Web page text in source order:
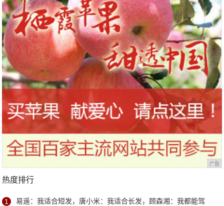
广告
热度排行
1 易遥：我适合短发，唐小米：我适合长发，顾森湘：我都能驾